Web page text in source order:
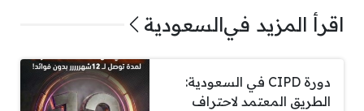
اقرأ المزيد فيالسعودية
دورة CIPD في السعودية:
الطريق المعتمد لاحتراف